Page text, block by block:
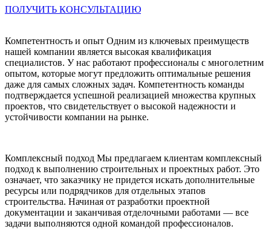
ПОЛУЧИТЬ КОНСУЛЬТАЦИЮ
Компетентность и опыт Одним из ключевых преимуществ
нашей компании является высокая квалификация
специалистов. У нас работают профессионалы с многолетним
опытом, которые могут предложить оптимальные решения
даже для самых сложных задач. Компетентность команды
подтверждается успешной реализацией множества крупных
проектов, что свидетельствует о высокой надежности и
устойчивости компании на рынке.
Комплексный подход Мы предлагаем клиентам комплексный
подход к выполнению строительных и проектных работ. Это
означает, что заказчику не придется искать дополнительные
ресурсы или подрядчиков для отдельных этапов
строительства. Начиная от разработки проектной
документации и заканчивая отделочными работами — все
задачи выполняются одной командой профессионалов.